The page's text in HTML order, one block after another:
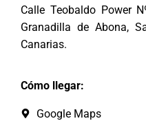
Calle Teobaldo Power
Granadilla de Abona,
Canarias.
Cómo llegar:
Google Maps